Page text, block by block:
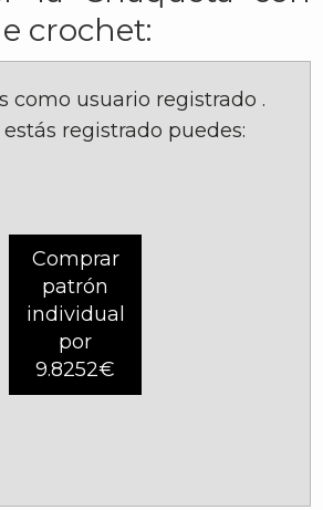
crochet:
como usuario registrado .
registrado puedes:
Comprar
patrón
individual
por
9.8252€